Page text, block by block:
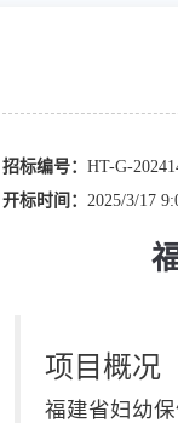
招标编号： HT-G-
开标时间： 2025/3/17
项目概况
福建省妇幼